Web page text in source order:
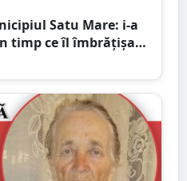
Satu Mare: i-a
timp ce îl îmbrățișa și